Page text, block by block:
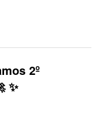
de mercancía,
2º
✨